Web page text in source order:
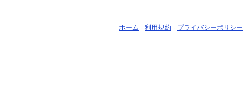
ホーム - 利用規約 - プライバシーポリシー